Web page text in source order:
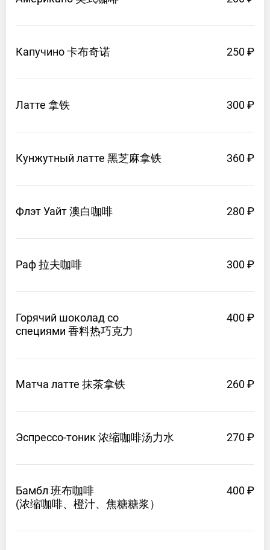
Капучино 卡布奇诺 250 ₽
Латте 拿铁 300 ₽
Кунжутный латте 黑芝麻拿铁 360 ₽
ФлэтУайт 澳白咖啡 280 ₽
Раф 拉夫咖啡 300 ₽
Горячий шоколад со
специями 香料热巧克力
400 ₽
Матча латте 抹茶拿铁 260 ₽
Эспрессо-тоник 浓缩咖啡汤力水 270 ₽
Бамбл 班布咖啡
(浓缩咖啡、橙汁、焦糖糖浆）
400 ₽